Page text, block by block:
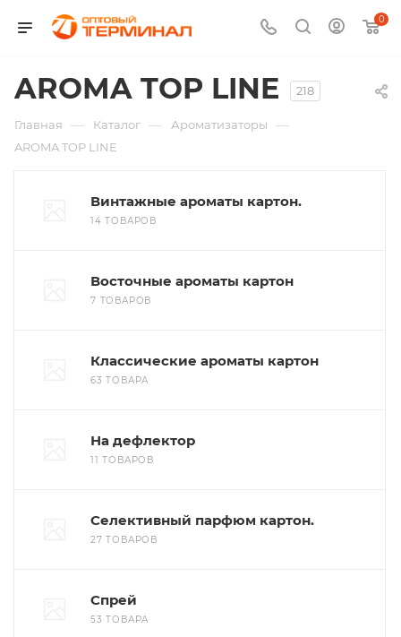
0
AROMA TOP LINE 218
Главная — Каталог — Ароматизаторы —
AROMA TOP LINE
Винтажные ароматы картон.
14 ТОВАРОВ
Восточные ароматы картон
7 ТОВАРОВ
Классические ароматы картон
63 ТОВАРА
На дефлектор
11 ТОВАРОВ
Селективный парфюм картон.
27 ТОВАРОВ
Спрей
53 ТОВАРА